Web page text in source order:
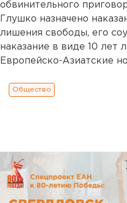
обвинительного
Глушко назначено
лишения свободы, его
наказание в виде 10 лет
Европейско-Азиатские
Общество